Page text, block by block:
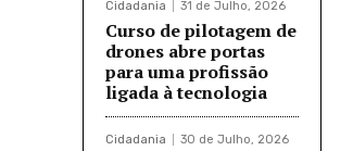
Cidadania 31 de Julho, 2026
Curso de pilotagem de
drones abre portas
para uma profissão
ligada à tecnologia
Cidadania 30 de Julho, 2026